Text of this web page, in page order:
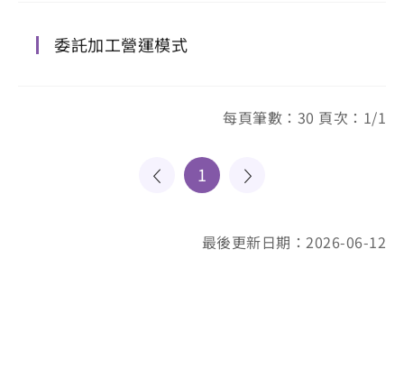
委託加工營運模式
每頁筆數：30 頁次：1/1
1
最後更新日期：2026-06-12